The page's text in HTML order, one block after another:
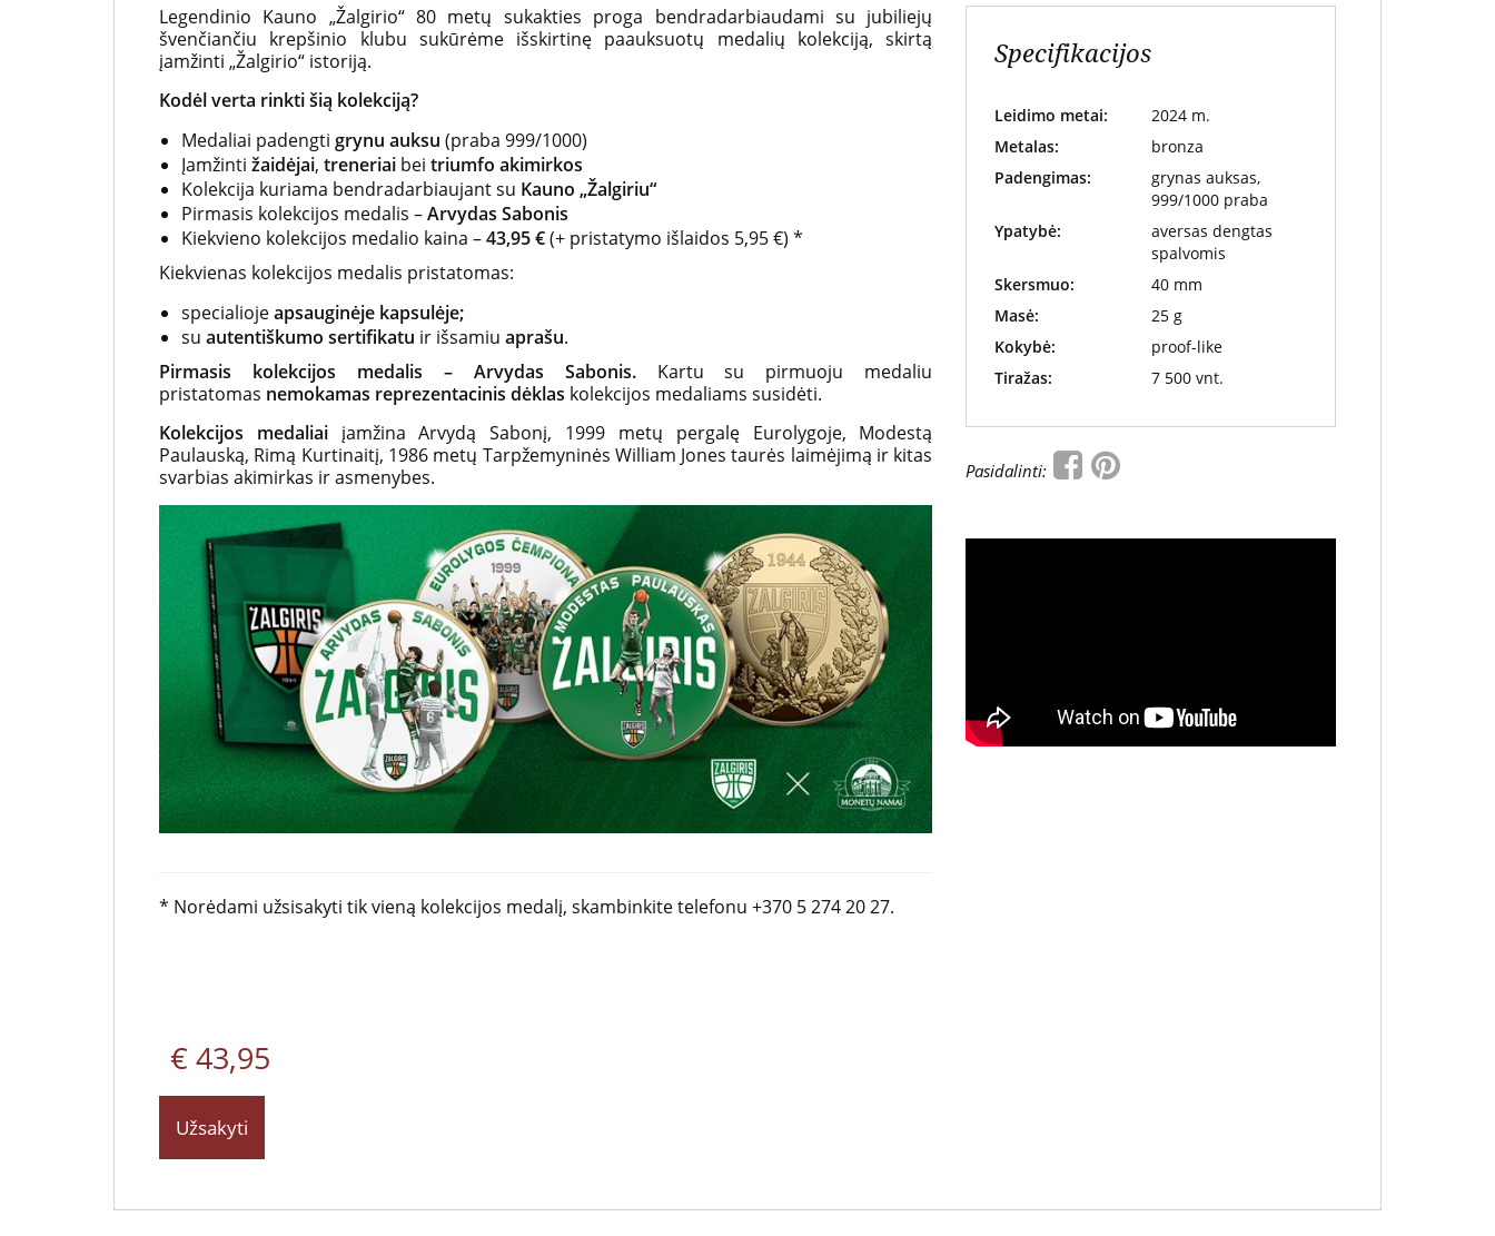
Legendinio Kauno „Žalgirio“ 80 metų sukakties proga bendradarbiaudami su jubiliejų
švenčiančiu krepšinio klubu sukūrėme išskirtinę paauksuotų medalių kolekciją, skirtą
įamžinti „Žalgirio“ istoriją.
Kodėl verta rinkti šią kolekciją?
Medaliai padengti grynu auksu (praba 999/1000)
Įamžinti žaidėjai, treneriai bei triumfo akimirkos
Kolekcija kuriama bendradarbiaujant su Kauno „Žalgiriu“
Pirmasis kolekcijos medalis –Arvydas Sabonis
Kiekvieno kolekcijos medalio kaina –43,95 €(+ pristatymo išlaidos 5,95 €) *
Kiekvienas kolekcijos medalis pristatomas:
specialiojeapsauginėje kapsulėje;
su autentiškumo sertifikatu ir išsamiu aprašu.
Pirmasis kolekcijos medalis – Arvydas Sabonis. Kartu su pirmuoju medaliu
pristatomas nemokamas reprezentacinis dėklas kolekcijos medaliams susidėti.
Kolekcijos medaliaiįamžina Arvydą Sabonį, 1999 metų pergalę Eurolygoje, Modestą
Paulauską, Rimą Kurtinaitį, 1986 metų Tarpžemyninės William Jones taurės laimėjimą ir kitas
svarbias akimirkas ir asmenybes.
* Norėdami užsisakyti tikvieną kolekcijos medalį, skambinkite telefonu +370 5 274 20 27.
€ 43,95
Užsakyti
Specifikacijos
Leidimo metai:
2024 m.
Metalas:
bronza
Padengimas:
grynas auksas,
999/1000 praba
Ypatybė:
aversas dengtas
spalvomis
Skersmuo:
40 mm
Masė:
25 g
Kokybė:
proof-like
Tiražas:
7 500 vnt.
Pasidalinti: